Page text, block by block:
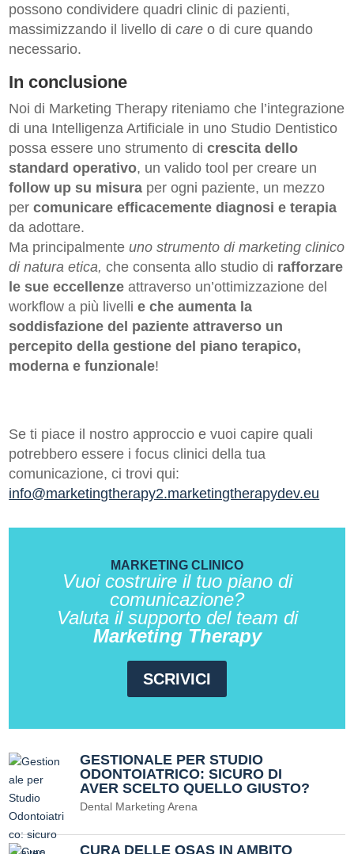
possono condividere quadri clinic di pazienti,
massimizzando il livello dicare o di cure quando
necessario.
In conclusione
Noi di Marketing Therapy riteniamo che l’integrazione
di una Intelligenza Artificiale in uno Studio Dentistico
possa essere uno strumento dicrescita dello
standard operativo, un valido tool per creare un
follow up su misura per ogni paziente, un mezzo
percomunicare efficacemente diagnosi e terapia
da adottare.
Ma principalmenteuno strumento di marketing clinico
di natura etica, che consenta allo studio di rafforzare
le sue eccellenzeattraverso un’ottimizzazione del
workflow a più livelli e che aumenta la
soddisfazione del paziente attraverso un
percepito della gestione del piano terapico,
moderna e funzionale!
Se ti piace il nostro approccio e vuoi capire quali
potrebbero essere i focus clinici della tua
comunicazione, ci trovi qui:
info@marketingtherapy2.marketingtherapydev.eu
MARKETING CLINICO
Vuoi costruire il tuo piano di
comunicazione?
Valuta il supporto del team di
Marketing Therapy
SCRIVICI
GESTIONALE PER STUDIO
ODONTOIATRICO: SICURO DI
AVER SCELTO QUELLO GIUSTO?
Dental Marketing Arena
CURA DELLE OSAS IN AMBITO